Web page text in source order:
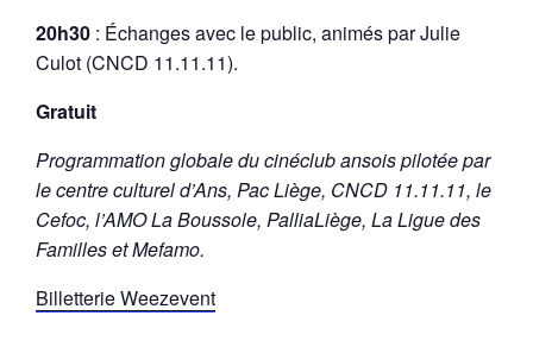
20h30 : Échanges avec le public, animés par Julie
Culot (CNCD 11.11.11).
Gratuit
Programmation globale du cinéclub ansois pilotée par
le centre culturel d’Ans, Pac Liège, CNCD 11.11.11, le
Cefoc, l’AMO La Boussole, PalliaLiège, La Ligue des
Familles et Mefamo.
Billetterie Weezevent